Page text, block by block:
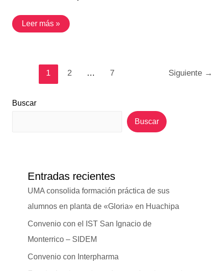
Leer más »
1 2 … 7 Siguiente →
Buscar
Buscar
Entradas recientes
UMA consolida formación práctica de sus
alumnos en planta de «Gloria» en Huachipa
Convenio con el IST San Ignacio de
Monterrico – SIDEM
Convenio con Interpharma